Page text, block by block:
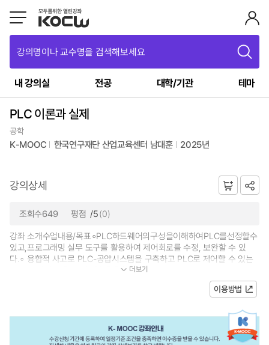
강의명이나 교수명을 검색해보세요
내 강의실 전공 대학/기관 테마
PLC 이론과 실제
공학
K-MOOC 한국연구재단 산업교육센터 남대훈 2025년
강의상세
조회수649 평점 /5(0)
강좌 소개수업내용/목표∘PLC하드웨어의구성을이해하여PLC를선정할수
있고,프로그래밍 실무 도구를 활용하여 제어회로를 수정, 보완할 수 있
다.∘ 융합적 사고로 PLC-공압시스템을 구축하고 PLC로 제어할 수 있는
PLC-공압시스템의구축과운용을할수있...
더보기
이용방법